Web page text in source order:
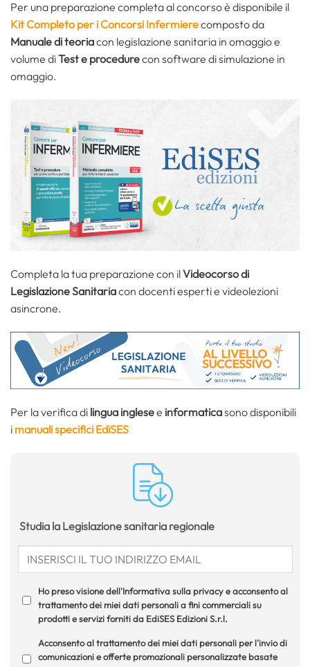
Per una preparazione completa al concorso è disponibile il
Kit Completo per i Concorsi Infermierecomposto da
Manuale di teoriacon legislazione sanitaria in omaggio e
volume diTest e procedurecon software di simulazione in
omaggio.
Completa la tua preparazione con ilVideocorso di
Legislazione Sanitariacon docenti esperti e videolezioni
asincrone.
Per la verifica di lingua inglesee informaticasono disponibili
i manuali specifici EdiSES
Studia la Legislazione sanitaria regionale
Ho preso visione dell'Informativa sulla privacy e acconsento al
trattamento dei miei dati personali a fini commerciali su
prodotti e servizi forniti da EdiSES Edizioni S.r.l.
Acconsento al trattamento dei miei dati personali per l'invio di
comunicazioni e offerte promozionali personalizzate basate